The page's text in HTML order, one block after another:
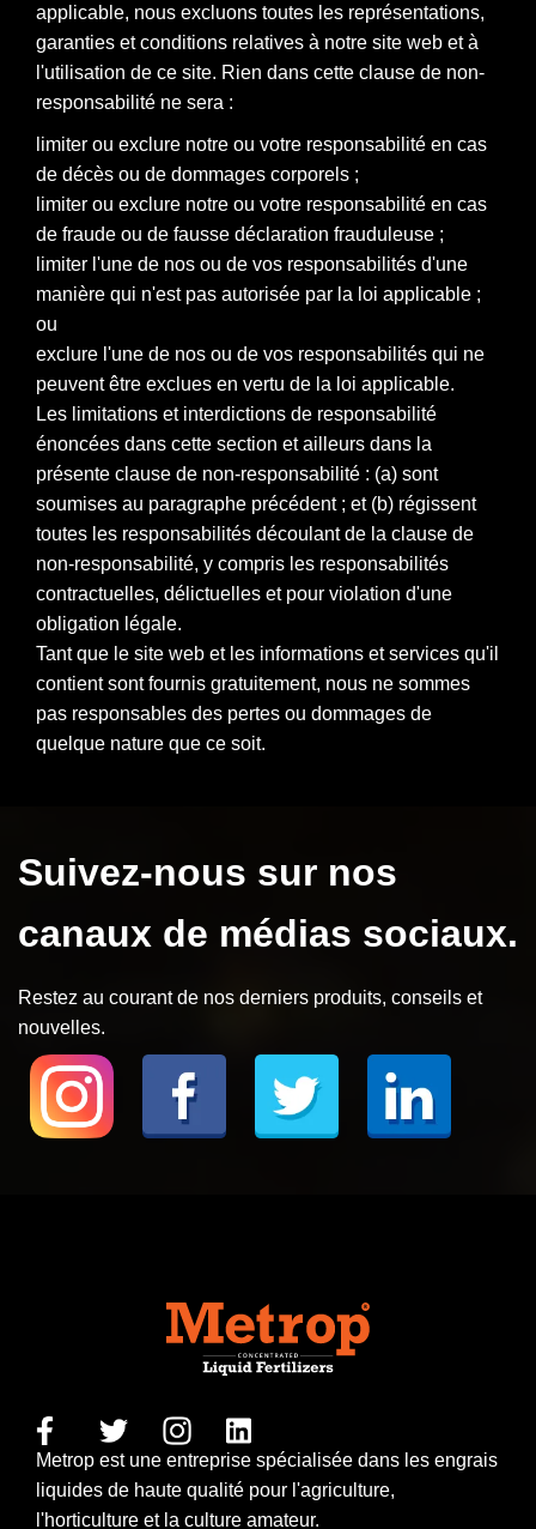
applicable, nous excluons toutes les représentations,
garanties et conditions relatives à notre site web et à
l'utilisation de ce site. Rien dans cette clause de non-
responsabilité ne sera :
limiter ou exclure notre ou votre responsabilité en cas
de décès ou de dommages corporels ;
limiter ou exclure notre ou votre responsabilité en cas
de fraude ou de fausse déclaration frauduleuse ;
limiter l'une de nos ou de vos responsabilités d'une
manière qui n'est pas autorisée par la loi applicable ;
ou
exclure l'une de nos ou de vos responsabilités qui ne
peuvent être exclues en vertu de la loi applicable.
Les limitations et interdictions de responsabilité
énoncées dans cette section et ailleurs dans la
présente clause de non-responsabilité : (a) sont
soumises au paragraphe précédent ; et (b) régissent
toutes les responsabilités découlant de la clause de
non-responsabilité, y compris les responsabilités
contractuelles, délictuelles et pour violation d'une
obligation légale.
Tant que le site web et les informations et services qu'il
contient sont fournis gratuitement, nous ne sommes
pas responsables des pertes ou dommages de
quelque nature que ce soit.
Suivez-nous sur nos
canaux de médias sociaux.
Restez au courant de nos derniers produits, conseils et
nouvelles.
Metrop est une entreprise spécialisée dans les engrais
liquides de haute qualité pour l'agriculture,
l'horticulture et la culture amateur.